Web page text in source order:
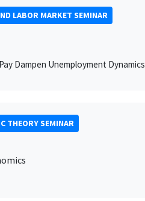
LABOR MARKET SEMINAR
Dampen Unemployment
THEORY SEMINAR